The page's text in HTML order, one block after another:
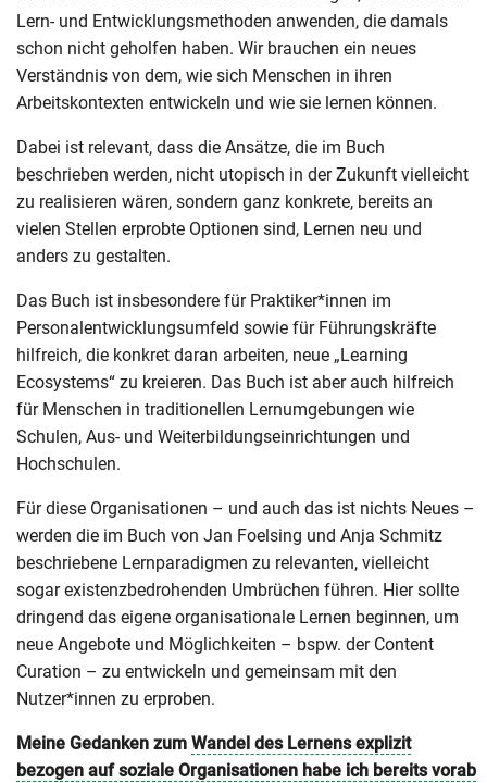
Lern- und Entwicklungsmethoden anwenden, die damals
schon nicht geholfen haben. Wir brauchen ein neues
Verständnis von dem, wie sich Menschen in ihren
Arbeitskontexten entwickeln und wie sie lernen können.
Dabei ist relevant, dass die Ansätze, die im Buch
beschrieben werden, nicht utopisch in der Zukunft vielleicht
zu realisieren wären, sondern ganz konkrete, bereits an
vielen Stellen erprobte Optionen sind, Lernen neu und
anders zu gestalten.
Das Buch ist insbesondere für Praktiker*innen im
Personalentwicklungsumfeld sowie für Führungskräfte
hilfreich, die konkret daran arbeiten, neue „Learning
Ecosystems“ zu kreieren. Das Buch ist aber auch hilfreich
für Menschen in traditionellen Lernumgebungen wie
Schulen, Aus- und Weiterbildungseinrichtungen und
Hochschulen.
Für diese Organisationen – und auch das ist nichts Neues –
werden die im Buch von Jan Foelsing und Anja Schmitz
beschriebene Lernparadigmen zu relevanten, vielleicht
sogar existenzbedrohenden Umbrüchen führen. Hier sollte
dringend das eigene organisationale Lernen beginnen, um
neue Angebote und Möglichkeiten – bspw. der Content
Curation – zu entwickeln und gemeinsam mit den
Nutzer*innen zu erproben.
Meine Gedanken zum Wandel des Lernens explizit
bezogen auf soziale Organisationen habe ich bereits vorab